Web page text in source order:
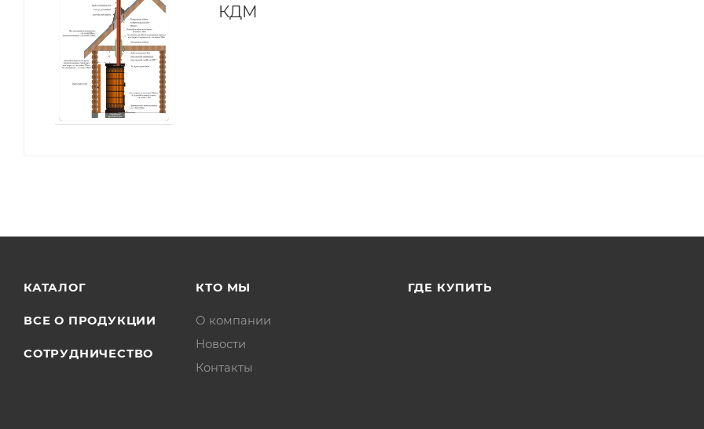
КДМ
КАТАЛОГ
ВСЕ О ПРОДУКЦИИ
СОТРУДНИЧЕСТВО
КТО МЫ
О компании
Новости
Контакты
ГДЕ КУПИТЬ